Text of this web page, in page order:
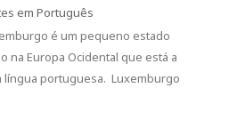
em Português
é um pequeno estado
na Europa Ocidental que está a
portuguesa. Luxemburgo